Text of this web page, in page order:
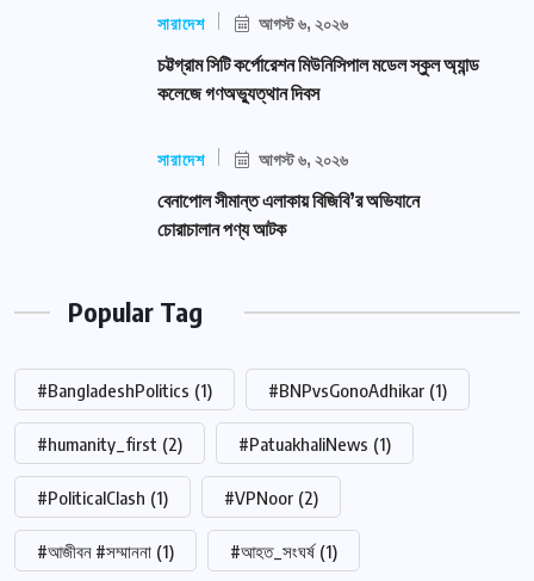
সারাদেশ আগস্ট ৬, ২০২৬
চট্টগ্রাম সিটি কর্পোরেশন মিউনিসিপাল মডেল স্কুল অ্যান্ড
কলেজে গণঅভ্যুত্থান দিবস
সারাদেশ আগস্ট ৬, ২০২৬
বেনাপোল সীমান্ত এলাকায় বিজিবি’র অভিযানে
চোরাচালান পণ্য আটক
Popular Tag
#BangladeshPolitics (1) #BNPvsGonoAdhikar (1)
#humanity_first (2) #PatuakhaliNews (1)
#PoliticalClash (1) #VPNoor (2)
#আজীবন #সম্মাননা (1) #আহত_সংঘর্ষ (1)